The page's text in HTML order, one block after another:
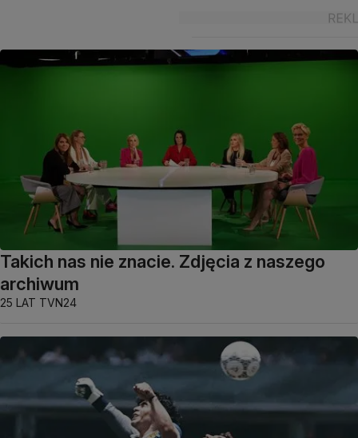
Takich nas nie znacie. Zdjęcia z naszego
archiwum
25 LAT TVN24